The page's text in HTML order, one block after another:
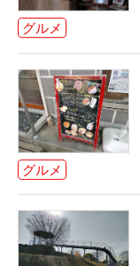
グルメ
グルメ